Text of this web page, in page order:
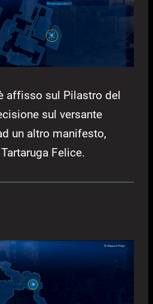
affisso sul Pilastro del
sul versante
un altro manifesto,
Felice.